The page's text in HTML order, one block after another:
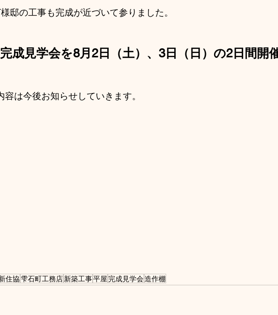
邸の工事も完成が近づいて参りました。
成見学会を8月2日（土）、3日（日）の2日間開
容は今後お知らせしていきます。
住協 雫石町工務店新築工事平屋 完成見学会造作棚